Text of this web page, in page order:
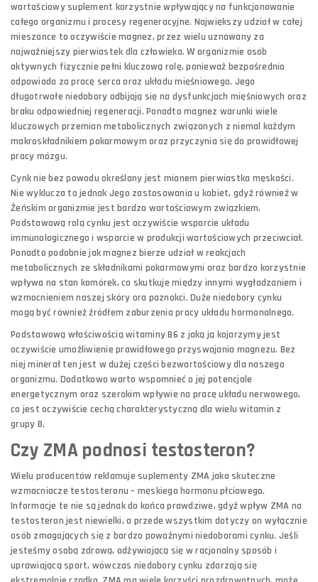
wartościowy suplement korzystnie wpływający na funkcjonowanie
całego organizmu i procesy regeneracyjne. Największy udział w całej
mieszance to oczywiście magnez, przez wielu uznawany za
najważniejszy pierwiastek dla człowieka. W organizmie osób
aktywnych fizycznie pełni kluczową rolę, ponieważ bezpośrednio
odpowiada za pracę serca oraz układu mięśniowego. Jego
długotrwałe niedobory odbijają się na dysfunkcjach mięśniowych oraz
braku odpowiedniej regeneracji. Ponadto magnez warunki wiele
kluczowych przemian metabolicznych związanych z niemal każdym
makroskładnikiem pokarmowym oraz przyczynia się do prawidłowej
pracy mózgu.
Cynk nie bez powodu określany jest mianem pierwiastka męskości.
Nie wyklucza to jednak Jego zastosowania u kobiet, gdyż również w
Żeńskim organizmie jest bardzo wartościowym związkiem.
Podstawową rolą cynku jest oczywiście wsparcie układu
immunologicznego i wsparcie w produkcji wartościowych przeciwciał.
Ponadto podobnie jak magnez bierze udział w reakcjach
metabolicznych ze składnikami pokarmowymi oraz bardzo korzystnie
wpływa na stan komórek, co skutkuje między innymi wygładzaniem i
wzmocnieniem naszej skóry ora paznokci. Duże niedobory cynku
mogą być również źródłem zaburzenia pracy układu hormonalnego.
Podstawową właściwością witaminy B6 z jaką ją kojarzymy jest
oczywiście umożliwienie prawidłowego przyswajania magnezu. Bez
niej minerał ten jest w dużej części bezwartościowy dla naszego
organizmu. Dodatkowo warto wspomnieć o jej potencjale
energetycznym oraz szerokim wpływie na pracę układu nerwowego,
co jest oczywiście cechą charakterystyczną dla wielu witamin z
grupy B.
Czy ZMA podnosi testosteron?
Wielu producentów reklamuje suplementy ZMA jako skuteczne
wzmacniacze testosteronu – męskiego hormonu płciowego.
Informacje te nie są jednak do końca prawdziwe, gdyż wpływ ZMA na
testosteron jest niewielki, a przede wszystkim dotyczy on wyłącznie
osób zmagających się z bardzo poważnymi niedoborami cynku. Jeśli
jesteśmy osobą zdrową, odżywiającą się w racjonalny sposób i
uprawiającą sport, wówczas niedobory cynku zdarzają się